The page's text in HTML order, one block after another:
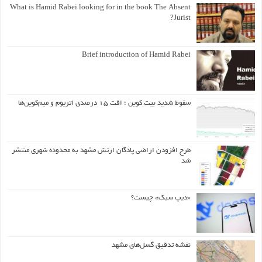
What is Hamid Rabei looking for in the book The Absent
Jurist?
Brief introduction of Hamid Rabei
سقوط شدید بیت کوین ؛ افت ۱۵ درصدی اتریوم و میم‌کوین‌ها
طرح افزودن اراضی پادگان ارتش مشهد به محدوده شهری منتشر
شد
«دیپ سیک» چیست؟
نقشه تدقیق گسل‌های مشهد